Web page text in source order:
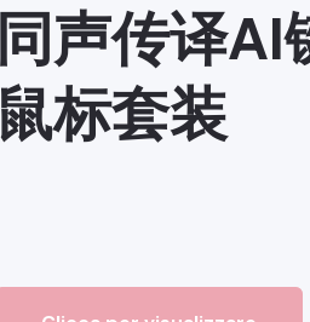
同声传译AI
鼠标套装